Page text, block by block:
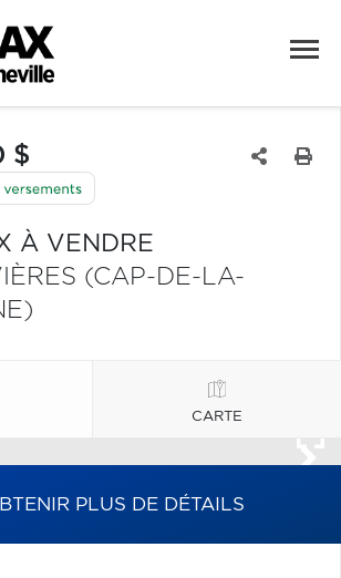
$
À VENDRE
(CAP-DE-LA-
CARTE
PLUS DE DÉTAILS